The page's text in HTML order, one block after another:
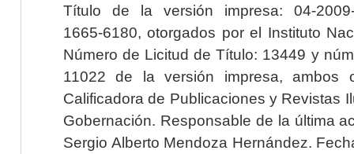
Título de la versión impresa: 04-2009-
1665-6180, otorgados por el Instituto
Número de Licitud de Título: 13449 y
11022 de la versión impresa, ambos
Calificadora de Publicaciones y Revistas
Gobernación. Responsable de la última
Sergio Alberto Mendoza Hernández.